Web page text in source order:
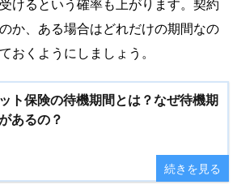
けるという確率も上がります。契約
か、ある場合はどれだけの期間なの
おくようにしましょう。
ト保険の待機期間とは？なぜ待機期
あるの？
続きを見る